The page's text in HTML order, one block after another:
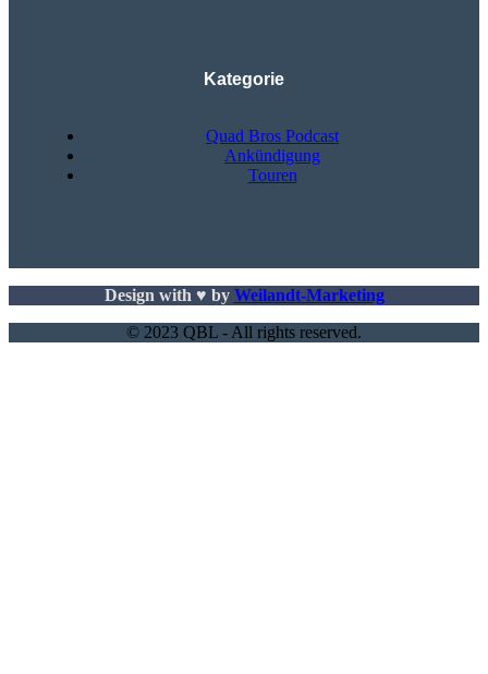
Kategorie
Quad Bros Podcast
Ankündigung
Touren
Design with ♥ by Weilandt-Marketing
© 2023 QBL - All rights reserved.